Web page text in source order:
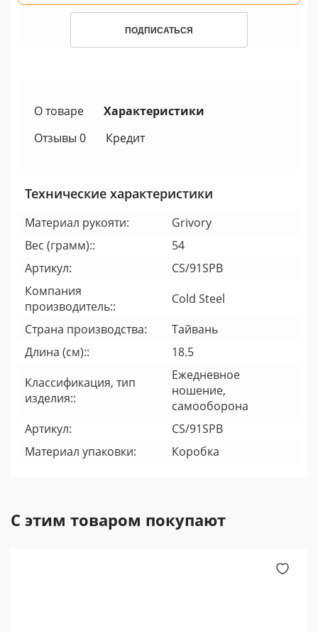
ПОДПИСАТЬСЯ
О товаре
Характеристики
Отзывы 0
Кредит
Технические характеристики
Материал рукояти:
Grivory
Вес (грамм)::
54
Артикул:
CS/91SPB
Компания
производитель::
Cold Steel
Страна производства:
Тайвань
Длина (см)::
18.5
Классификация, тип
изделия::
Ежедневное
ношение,
самооборона
Артикул:
CS/91SPB
Материал упаковки:
Коробка
С этим товаром покупают